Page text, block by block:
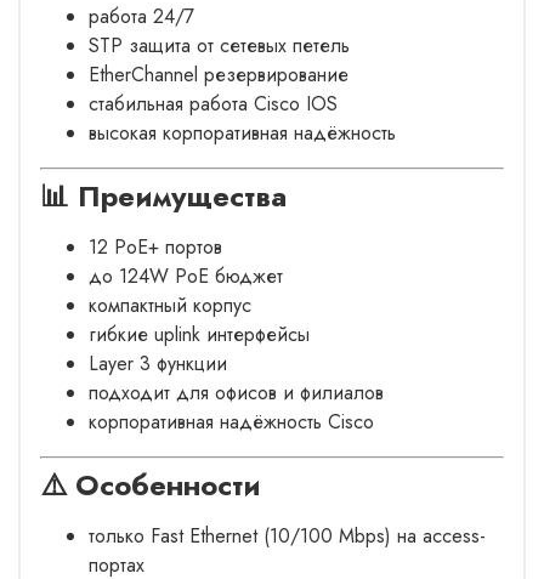
работа 24/7
STP защита от сетевых петель
EtherChannel резервирование
стабильная работа Cisco IOS
высокая корпоративная надёжность
📊 Преимущества
12 PoE+ портов
до 124W PoE бюджет
компактный корпус
гибкие uplink интерфейсы
Layer 3 функции
подходит для офисов и филиалов
корпоративная надёжность Cisco
⚠️ Особенности
только Fast Ethernet (10/100 Mbps) на access-
портах